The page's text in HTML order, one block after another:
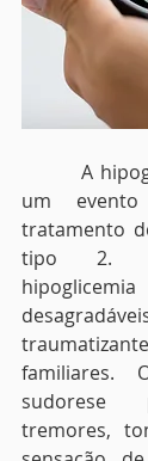
A
um
tratamento
tipo 2.
familiares.
sudorese
tremores,